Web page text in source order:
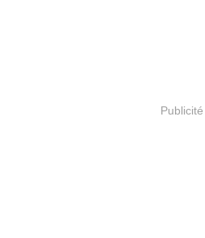
Publicité